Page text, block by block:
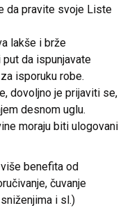
da pravite svoje Liste
lakše i brže
da ispunjavate
isporuku robe.
dovoljno je prijaviti se,
desnom uglu.
moraju biti ulogovani
benefita od
čuvanje
i sl.)